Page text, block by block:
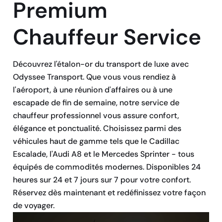
Premium
Chauffeur Service
Découvrez l'étalon-or du transport de luxe avec
Odyssee Transport. Que vous vous rendiez à
l'aéroport, à une réunion d'affaires ou à une
escapade de fin de semaine, notre service de
chauffeur professionnel vous assure confort,
élégance et ponctualité. Choisissez parmi des
véhicules haut de gamme tels que le Cadillac
Escalade, l'Audi A8 et le Mercedes Sprinter - tous
équipés de commodités modernes. Disponibles 24
heures sur 24 et 7 jours sur 7 pour votre confort.
Réservez dès maintenant et redéfinissez votre façon
de voyager.